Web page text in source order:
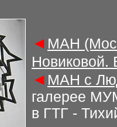
◄ МАН
Новиковой.
◄ МАН с
галерее
в ГТГ -